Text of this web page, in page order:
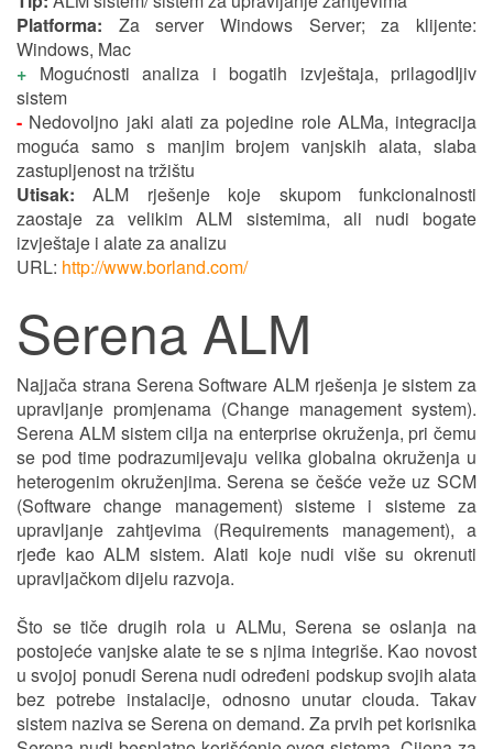
Platforma: Za server Windows Server; za klijente:
Windows, Mac
+ Mogućnosti analiza i bogatih izvještaja, prilagodIjiv
sistem
- Nedovoljno jaki alati za pojedine role ALMa, integracija
moguća samo s manjim brojem vanjskih alata, slaba
zastupljenost na tržištu
Utisak:ALM rješenje koje skupom funkcionalnosti
zaostaje za velikim ALM sistemima, ali nudi bogate
izvještaje i alate za analizu
URL: http://www.borland.com/
Serena ALM
Najjača strana Serena Software ALM rješenja je sistem za
upravljanje promjenama (Change management system).
Serena ALM sistem cilja na enterprise okruženja, pri čemu
se pod time podrazumijevaju velika globalna okruženja u
heterogenim okruženjima. Serena se češće veže uz SCM
(Software change management) sisteme i sisteme za
upravljanje zahtjevima (Requirements management), a
rjeđe kao ALM sistem. Alati koje nudi više su okrenuti
upravljačkom dijelu razvoja.
Što se tiče drugih rola u ALMu, Serena se oslanja na
postojeće vanjske alate te se s njima integriše. Kao novost
u svojoj ponudi Serena nudi određeni podskup svojih alata
bez potrebe instalacije, odnosno unutar clouda. Takav
sistem naziva se Serena on demand. Za prvih pet korisnika